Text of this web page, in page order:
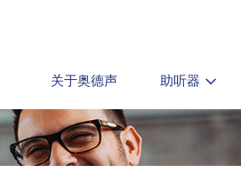
关于奥德声 助听器